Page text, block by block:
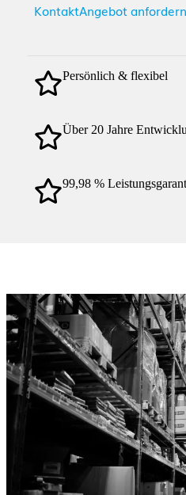
KontaktAngebot anfordern
Persönlich & flexibel
Über 20 Jahre
99,98 %